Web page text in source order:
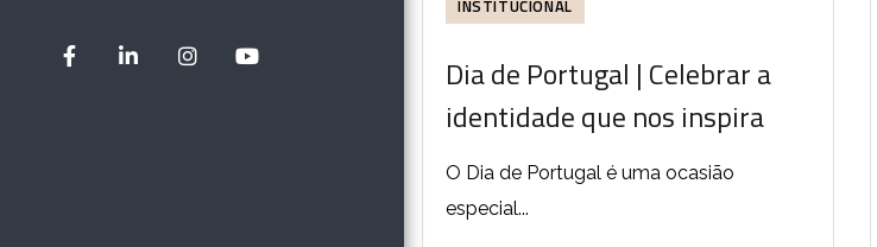
INSTITUCIONAL
Dia de Portugal | Celebrar a
identidade que nos inspira
O Dia de Portugal é uma ocasião
especial...